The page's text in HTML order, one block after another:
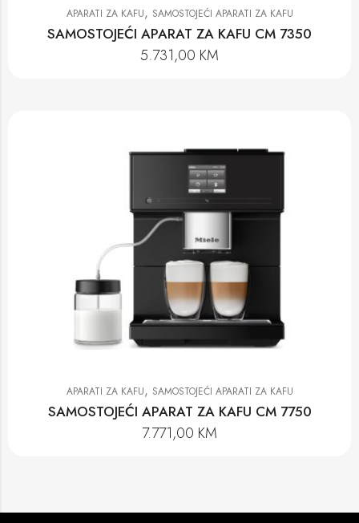
APARATI ZA KAFU, SAMOSTOJEĆI APARATI ZA KAFU
SAMOSTOJEĆI APARAT ZA KAFU CM 7350
5.731,00 KM
APARATI ZA KAFU, SAMOSTOJEĆI APARATI ZA KAFU
SAMOSTOJEĆI APARAT ZA KAFU CM 7750
7.771,00 KM